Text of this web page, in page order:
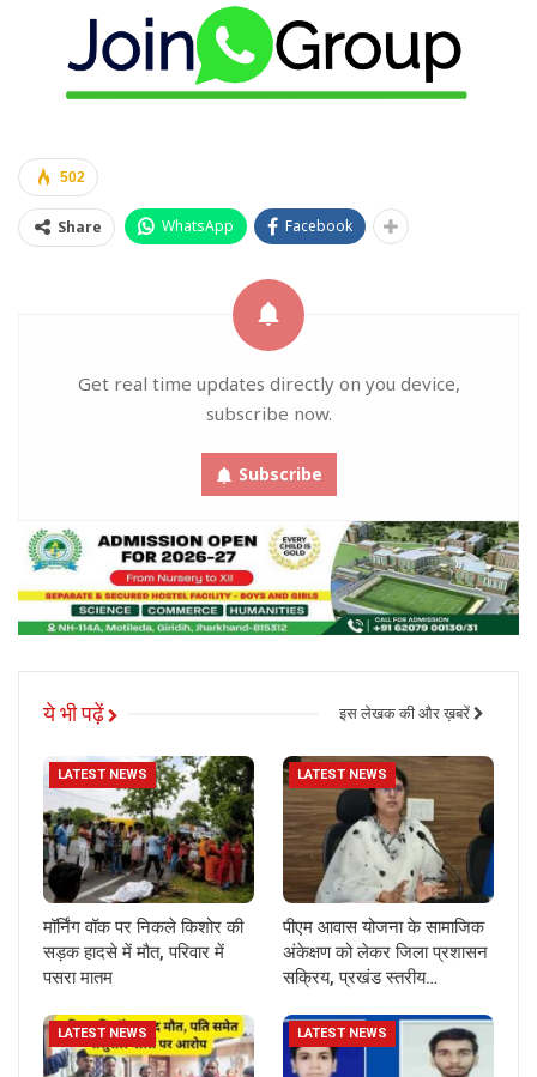
502
Share WhatsApp Facebook
Get real time updates directly on you device,
subscribe now.
Subscribe
ये भी पढ़ें इस लेखक की और ख़बरें
LATEST NEWS
मॉर्निंग वॉक पर निकले किशोर की
सड़क हादसे में मौत, परिवार में
पसरा मातम
LATEST NEWS
पीएम आवास योजना के सामाजिक
अंकेक्षण को लेकर जिला प्रशासन
सक्रिय, प्रखंड स्तरीय…
LATEST NEWS LATEST NEWS